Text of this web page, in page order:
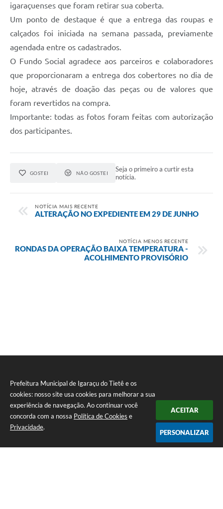
Prefeitura Municipal de Igaraçu do Tietê e os
cookies: nosso site usa cookies para melhorar a sua
experiência de navegação. Ao continuar você
concorda com a nossa Política de Cookies e
Privacidade.
ACEITAR
PERSONALIZAR
igaraçuenses que foram retirar sua coberta.
Um ponto de destaque é que a entrega das roupas e
calçados foi iniciada na semana passada, previamente
agendada entre os cadastrados.
O Fundo Social agradece aos parceiros e colaboradores
que proporcionaram a entrega dos cobertores no dia de
hoje, através de doação das peças ou de valores que
foram revertidos na compra.
Importante: todas as fotos foram feitas com autorização
dos participantes.
GOSTEI NÃO GOSTEI
Seja o primeiro a curtir esta
notícia.
NOTÍCIA MAIS RECENTE
ALTERAÇÃO NO EXPEDIENTE EM 29 DE JUNHO
NOTÍCIA MENOS RECENTE
RONDAS DA OPERAÇÃO BAIXA TEMPERATURA -
ACOLHIMENTO PROVISÓRIO